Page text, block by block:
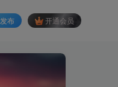
发布 开通会员